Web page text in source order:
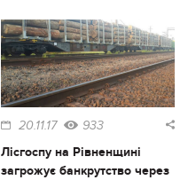
20.11.17 933
Лісгоспу на Рівненщині
загрожує банкрутство через